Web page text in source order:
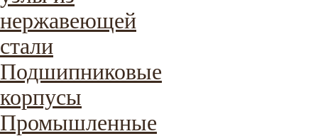
нержавеющей
стали
Подшипниковые
корпусы
Промышленные